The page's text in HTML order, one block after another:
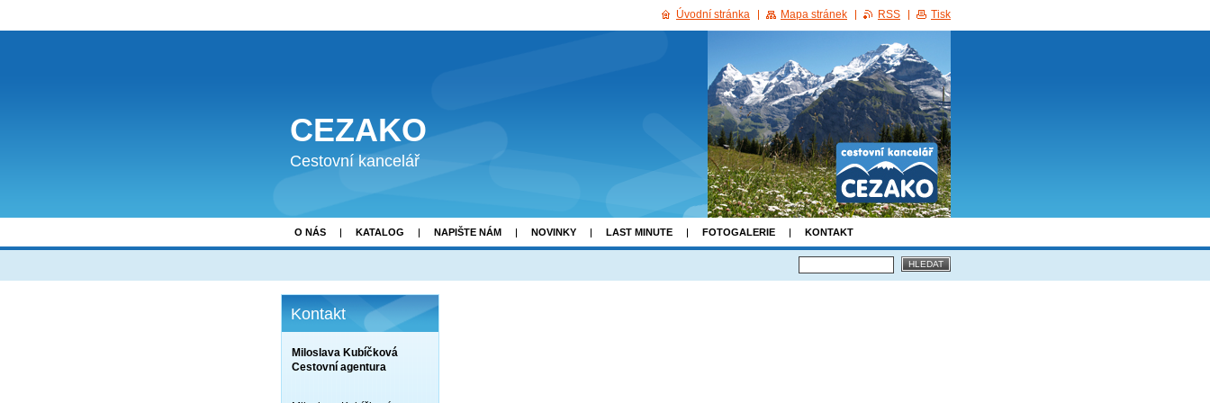
CEZAKO
Cestovní kancelář
O NÁS KATALOG NAPIŠTE NÁM NOVINKY LAST MINUTE FOTOGALERIE KONTAKT
Kontakt
Miloslava Kubíčková
Cestovní agentura
Úvodní stránka Mapa stránek RSS Tisk